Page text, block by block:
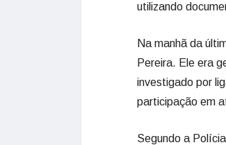
utilizando
Na manhã da
Pereira. Ele era
investigado por
participação em
Segundo a